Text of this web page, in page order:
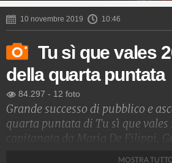
10 novembre 2019 10:46
Tu sì que vales
della quarta puntata
84.297 - 12 foto
Grande successo di pubblico e
quarta puntata di Tu sì que vales
capitanata da Maria De Filippi,
MOSTRA